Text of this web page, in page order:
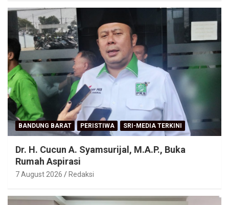
BANDUNG BARAT PERISTIWA SRI-MEDIA TERKINI
Dr. H. Cucun A. Syamsurijal, M.A.P., Buka
Rumah Aspirasi
7 August 2026 Redaksi